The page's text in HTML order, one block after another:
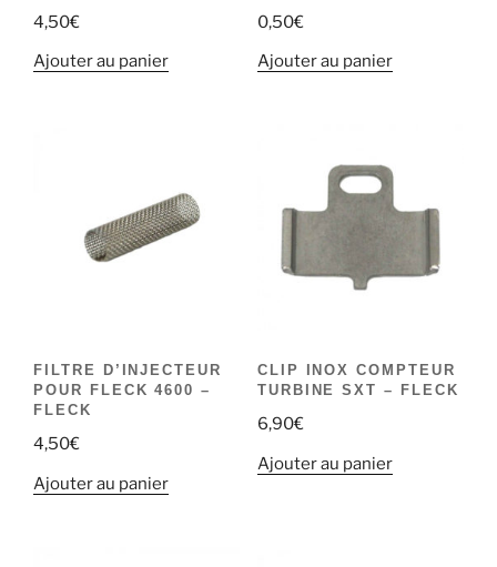
4,50€
Ajouter au panier
0,50€
Ajouter au panier
FILTRE D’INJECTEUR
POUR FLECK 4600 –
FLECK
4,50€
Ajouter au panier
CLIP INOX COMPTEUR
TURBINE SXT – FLECK
6,90€
Ajouter au panier